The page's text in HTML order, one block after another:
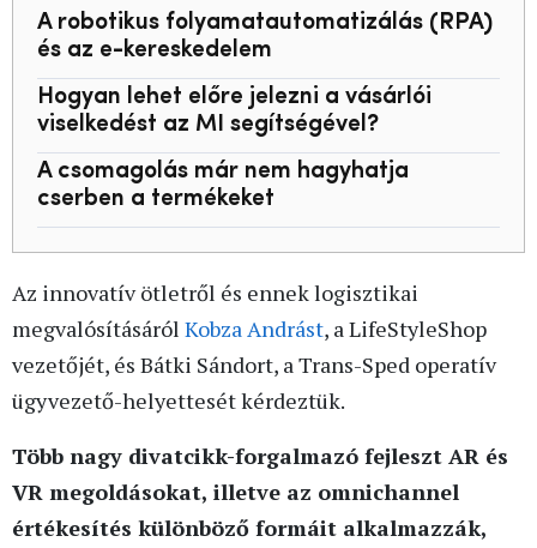
A robotikus folyamatautomatizálás (RPA)
és az e-kereskedelem
Hogyan lehet előre jelezni a vásárlói
viselkedést az MI segítségével?
A csomagolás már nem hagyhatja
cserben a termékeket
Az innovatív ötletről és ennek logisztikai
megvalósításáról Kobza Andrást, a LifeStyleShop
vezetőjét, és Bátki Sándort, a Trans-Sped operatív
ügyvezető-helyettesét kérdeztük.
Több nagy divatcikk-forgalmazó fejleszt AR és
VR megoldásokat, illetve az omnichannel
értékesítés különböző formáit alkalmazzák,